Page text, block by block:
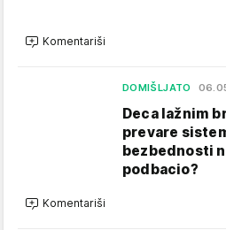
Komentariši
DOMIŠLJATO
Deca lažnim
prevare
bezbednosti
podbacio?
Komentariši